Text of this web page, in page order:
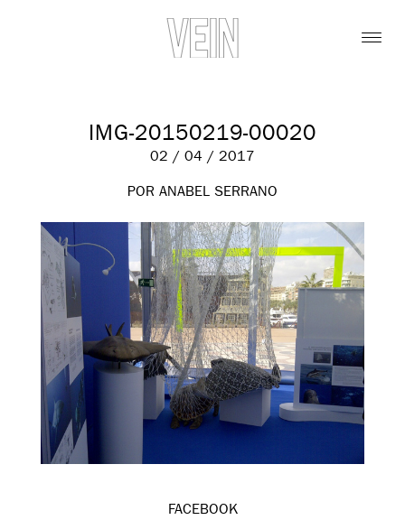
IMG-20150219-00020
02 / 04 / 2017
POR ANABEL SERRANO
FACEBOOK